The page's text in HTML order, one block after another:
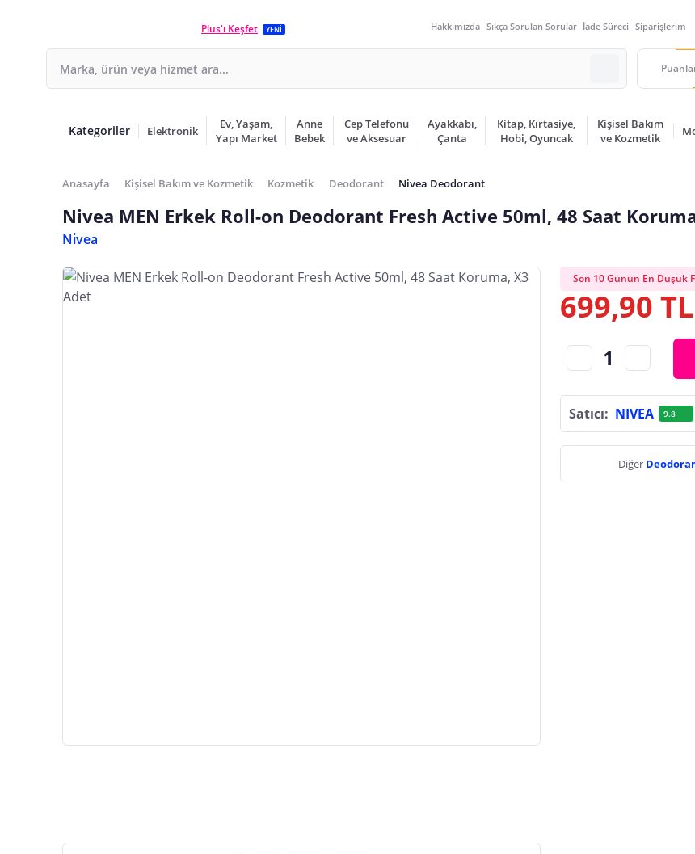
Plus'ı Keşfet YENİ Hakkımızda Sıkça Sorulan Sorular İade Süreci Siparişlerim
Kategoriler Elektronik
Ev, Yaşam,
Yapı Market
Anne
Bebek
Cep Telefonu
ve Aksesuar
Ayakkabı,
Çanta
Kitap, Kırtasiye,
Hobi, Oyuncak
Kişisel Bakım
ve Kozmetik
Anasayfa Kişisel Bakım ve Kozmetik Kozmetik Deodorant Nivea Deodorant
Nivea MEN Erkek Roll-on Deodorant Fresh Active 50ml, 48 Saat
Nivea
Son 10 Günün En Düşük
699,90 TL
Satıcı: NIVEA 9.8
Diğer